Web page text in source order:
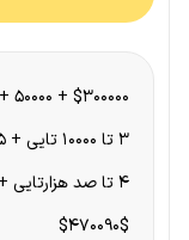
$۳۰۰۰۰۰ + ۵۰۰۰۰ + ۴۰۰۰ + ۷۰۰ + ۸۰ + ۹ = 354789$
۳ تا ۱۰۰۰۰ تایی + ۵ تا ۱۰۰۰ تایی + ۶ تا یکی = $۳۵۰۰۶$
$۴۷۰۰۹۰$